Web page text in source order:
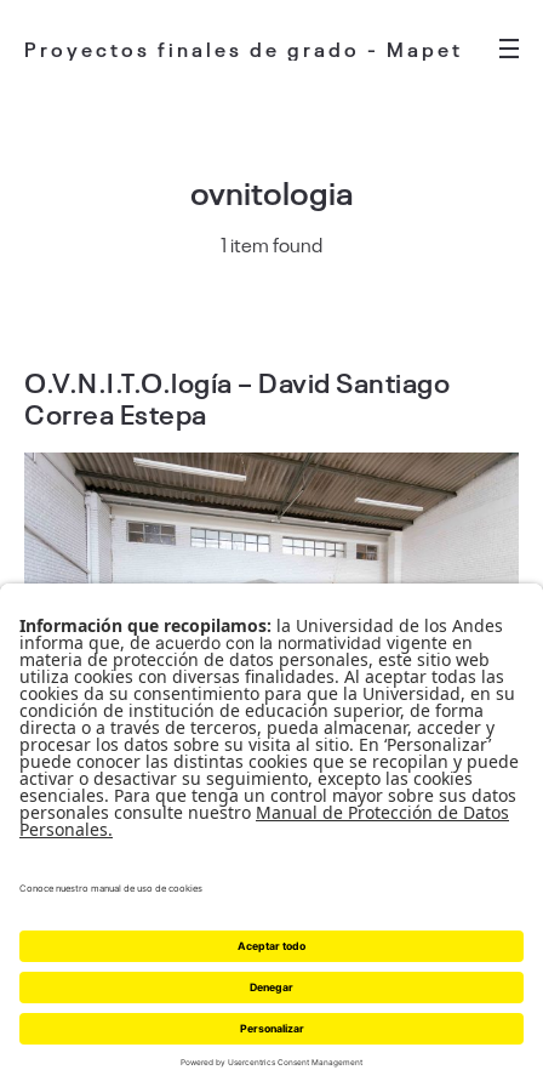
Proyectos finales de grado - Mapet
ovnitologia
1 item found
O.V.N.I.T.O.logía – David Santiago
Correa Estepa
Te buscamos y convocamos ahora como secuaz y
cómplice de esta aventura que estudia mediante la
del sonido ahora que las Voyager atraviesan la barrera de
Read More